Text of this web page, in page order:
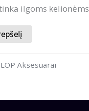
ilgoms kelionėms
Aksesuarai